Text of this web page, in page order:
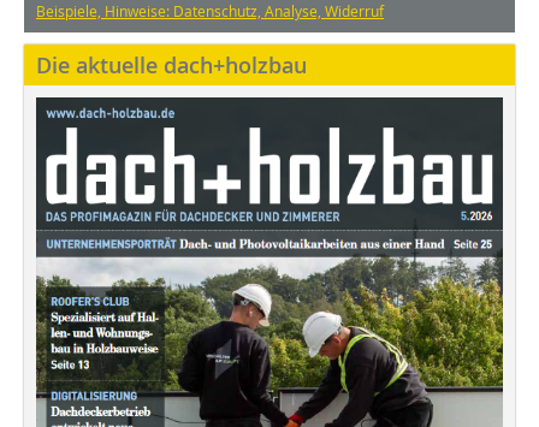
Beispiele, Hinweise: Datenschutz, Analyse, Widerruf
Die aktuelle dach+holzbau